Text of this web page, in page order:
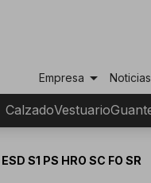
Empresa arrow_drop_down Noticias
CalzadoVestuario
S1 PS HRO SC FO SR